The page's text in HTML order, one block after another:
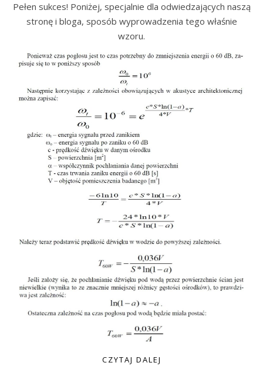
Pełen sukces! Poniżej, specjalnie dla odwiedzających naszą
stronę i bloga, sposób wyprowadzenia tego właśnie
wzoru.
CZYTAJ DALEJ